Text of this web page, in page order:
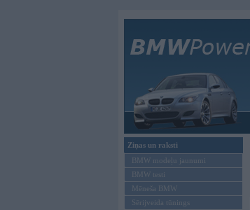
Ziņas un raksti
BMW modeļu jaunumi
BMW testi
Mēneša BMW
Sērijveida tūnings